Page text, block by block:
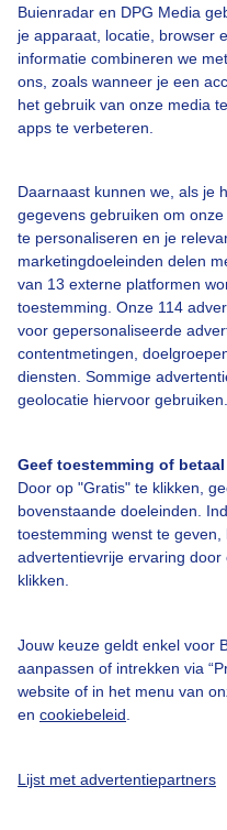
Buienradar en DPG Media
je apparaat, locatie, browser
informatie combineren we
ons, zoals wanneer je een
het gebruik van onze media
apps te verbeteren.
Daarnaast kunnen we, als je
gegevens gebruiken om
te personaliseren en je
marketingdoeleinden delen
van 13 externe platformen
toestemming. Onze 114
voor gepersonaliseerde
contentmetingen,
diensten. Sommige
geolocatie hiervoor gebruiken.
Geef toestemming of
Door op "Gratis" te klikken,
bovenstaande doeleinden.
toestemming wenst te
advertentievrije ervaring door
klikken.
Jouw keuze geldt enkel voor
aanpassen of intrekken via
website of in het menu van
en cookiebeleid
Lijst met advertentiepartners
Bekijk slideshow
Over Buienradar
Bedrijfsgegevens
Contact
Toegankelijkheid
Gebruikersvoorwaarden
Adverteren
Privacy beleid
Cookie beleid